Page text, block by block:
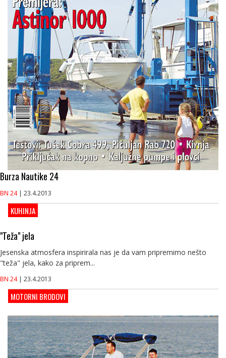
Burza Nautike 24
BN 24 | 23.4.2013
KUHINJA
"Teža" jela
Jesenska atmosfera inspirirala nas je da vam pripremimo nešto
"teža" jela, kako za priprem...
BN 24 | 23.4.2013
MOTORNI BRODOVI